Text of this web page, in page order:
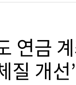
연금
질 개선’